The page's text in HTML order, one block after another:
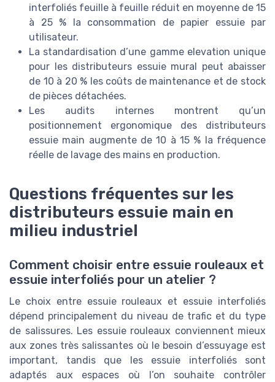
interfoliés feuille à feuille réduit en moyenne de 15
à 25 % la consommation de papier essuie par
utilisateur.
La standardisation d’une gamme elevation unique
pour les distributeurs essuie mural peut abaisser
de 10 à 20 % les coûts de maintenance et de stock
de pièces détachées.
Les audits internes montrent qu’un
positionnement ergonomique des distributeurs
essuie main augmente de 10 à 15 % la fréquence
réelle de lavage des mains en production.
Questions fréquentes sur les
distributeurs essuie main en
milieu industriel
Comment choisir entre essuie rouleaux et
essuie interfoliés pour un atelier ?
Le choix entre essuie rouleaux et essuie interfoliés
dépend principalement du niveau de trafic et du type
de salissures. Les essuie rouleaux conviennent mieux
aux zones très salissantes où le besoin d’essuyage est
important, tandis que les essuie interfoliés sont
adaptés aux espaces où l’on souhaite contrôler